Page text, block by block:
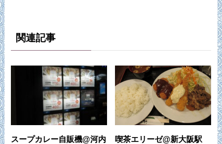
関連記事
スープカレー自販機@河内
喫茶エリーゼ@新大阪駅